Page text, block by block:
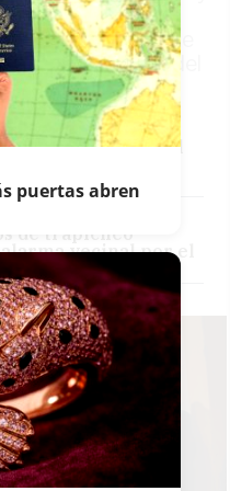
para
de venta de
en las calles del
cementerio de El
hospital de Cádiz
de trapicheo
alarma vecinal por el
puertas abren